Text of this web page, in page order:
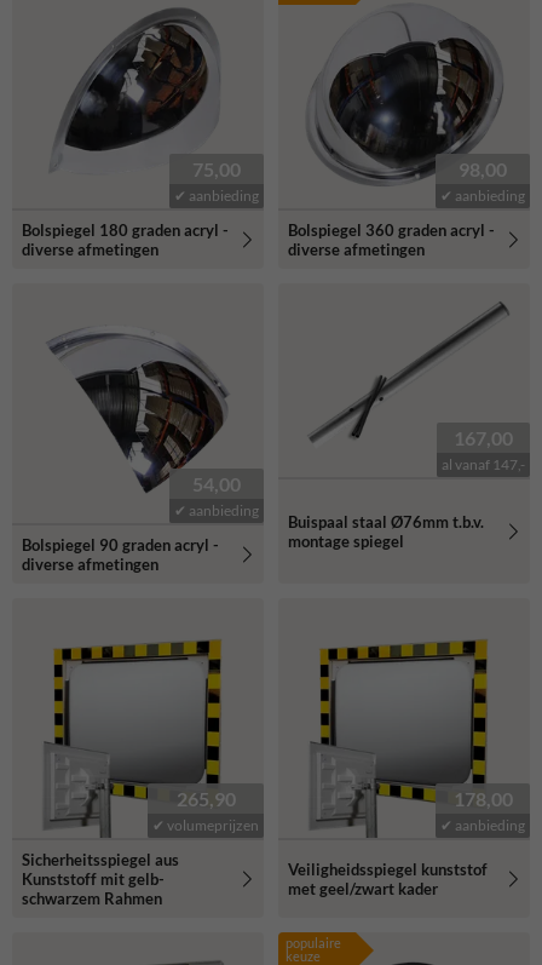
75,00
✔ aanbieding
Bolspiegel 180 graden acryl -
diverse afmetingen
98,00
✔ aanbieding
Bolspiegel 360 graden acryl -
diverse afmetingen
54,00
✔ aanbieding
Bolspiegel 90 graden acryl -
diverse afmetingen
167,00
al vanaf 147,-
Buispaal staal Ø76mm t.b.v.
montage spiegel
265,90
✔ volumeprijzen
Sicherheitsspiegel aus
Kunststoff mit gelb-
schwarzem Rahmen
178,00
✔ aanbieding
Veiligheidsspiegel kunststof
met geel/zwart kader
populaire
keuze